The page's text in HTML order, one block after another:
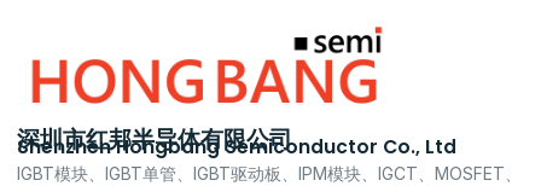
深圳市红邦半导体有限公司
Shenzhen Hongbang Semiconductor Co., Ltd
IGBT模块、IGBT单管、IGBT驱动板、IPM模块、IGCT、MOSFET、